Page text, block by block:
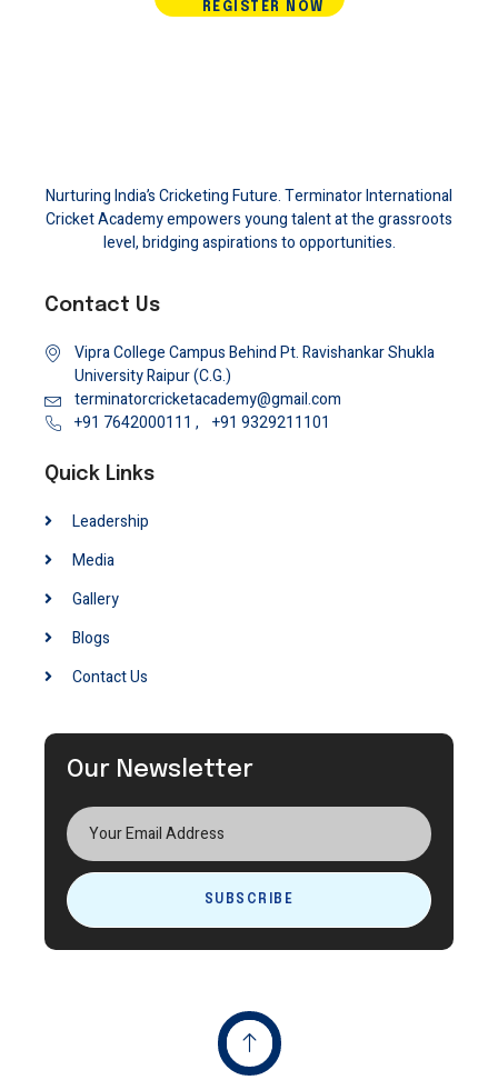
REGISTER NOW
Nurturing India’s Cricketing Future. Terminator International
Cricket Academy empowers young talent at the grassroots
level, bridging aspirations to opportunities.
Contact Us
Vipra College Campus Behind Pt. Ravishankar Shukla
University Raipur (C.G.)
terminatorcricketacademy@gmail.com
+91 7642000111 ,
+91 9329211101
Quick Links
Leadership
Media
Gallery
Blogs
Contact Us
Our Newsletter
SUBSCRIBE